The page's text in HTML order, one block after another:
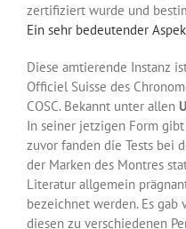
zertifiziert wurde und
Ein sehr bedeutender
Diese amtierende Instanz
Officiel Suisse des
COSC. Bekannt unter allen
In seiner jetzigen Form gibt
zuvor fanden die Tests bei
der Marken des Montres
Literatur allgemein
bezeichnet werden. Es gab
diesen zu verschiedenen